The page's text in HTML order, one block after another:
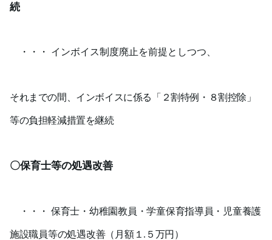
続
・・・ インボイス制度廃止を前提としつつ、
それまでの間、インボイスに係る「２割特例・８割控除」
等の負担軽減措置を継続
〇保育士等の処遇改善
・・・ 保育士・幼稚園教員・学童保育指導員・児童養護
施設職員等の処遇改善（月額１ . ５万円）